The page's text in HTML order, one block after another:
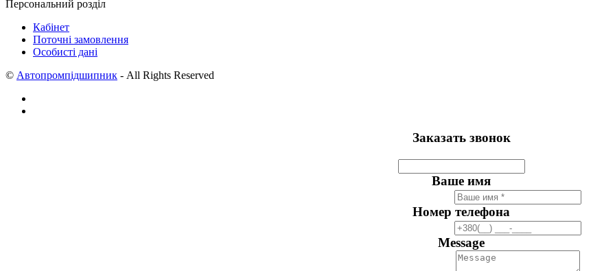
Персональний розділ
Кабінет
Поточні замовлення
Особисті дані
© Автопромпідшипник - All Rights Reserved
Заказать звонок
Ваше имя
Номер телефона
Message